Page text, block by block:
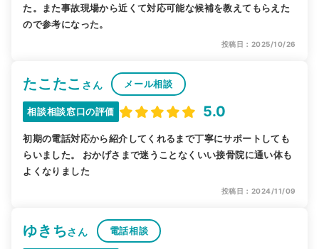
た。また事故現場から近くて対応可能な候補を教えてもらえた
ので参考になった。
投稿日：2025/10/26
たこたこ さん メール相談
相談相談窓口の評価 5.0
初期の電話対応から紹介してくれるまで丁寧にサポートしても
らいました。 おかげさまで迷うことなくいい接骨院に通い体も
よくなりました
投稿日：2024/11/09
ゆきちさん 電話相談